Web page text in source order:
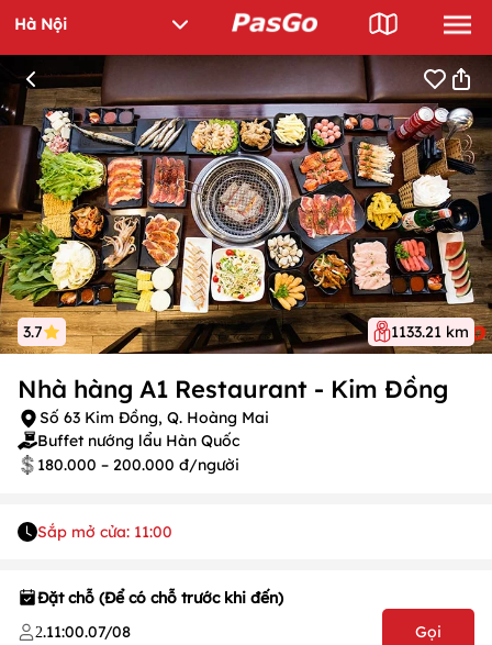
3.7 1133.21 km
Nhà hàng A1 Restaurant - Kim Đồng
Số 63 Kim Đồng, Q. Hoàng Mai
Buffet nướng lẩu Hàn Quốc
180.000 – 200.000 đ/người
Sắp mở cửa: 11:00
Đặt chỗ (Để có chỗ trước khi đến)
2.11:00.07/08 Gọi